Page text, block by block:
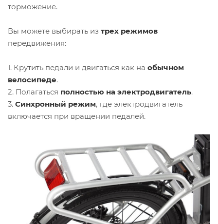
торможение.
Вы можете выбирать из трех режимов
передвижения:
1. Крутить педали и двигаться как на обычном
велосипеде.
2. Полагаться полностью на электродвигатель.
3. Синхронный режим, где электродвигатель
включается при вращении педалей.